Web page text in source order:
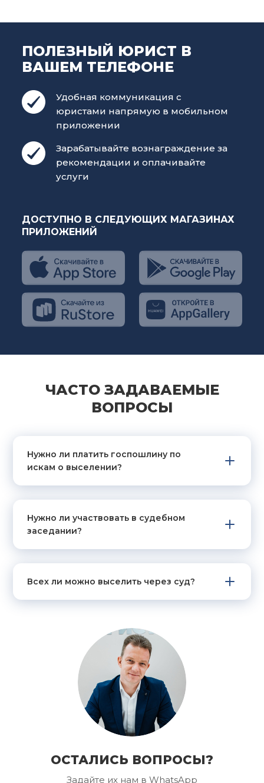
ПОЛЕЗНЫЙ ЮРИСТ В
ВАШЕМ ТЕЛЕФОНЕ
Удобная коммуникация с
юристами напрямую в мобильном
приложении
Зарабатывайте вознаграждение за
рекомендации и оплачивайте
услуги
ДОСТУПНО В СЛЕДУЮЩИХ МАГАЗИНАХ
ПРИЛОЖЕНИЙ
ЧАСТО ЗАДАВАЕМЫЕ
ВОПРОСЫ
Нужно ли платить госпошлину по
искам о выселении?
Нужно ли участвовать в судебном
заседании?
Всех ли можно выселить через суд?
ОСТАЛИСЬ ВОПРОСЫ?
Задайте их нам в WhatsApp